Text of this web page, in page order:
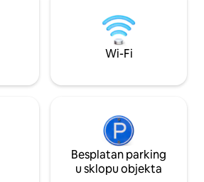
Wi-Fi
Besplatan parking
u sklopu objekta